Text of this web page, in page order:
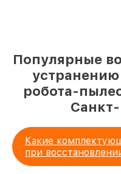
Популярные
робота-
Какие
при